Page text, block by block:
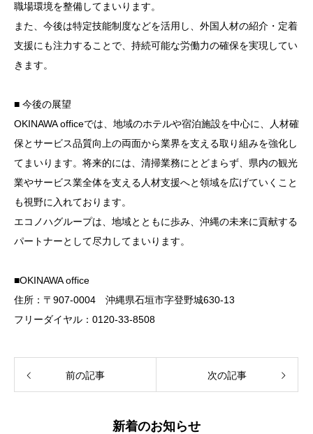
職場環境を整備してまいります。
また、今後は特定技能制度などを活用し、外国人材の紹介・定着
支援にも注力することで、持続可能な労働力の確保を実現してい
きます。
■ 今後の展望
OKINAWA officeでは、地域のホテルや宿泊施設を中心に、人材確
保とサービス品質向上の両面から業界を支える取り組みを強化し
てまいります。将来的には、清掃業務にとどまらず、県内の観光
業やサービス業全体を支える人材支援へと領域を広げていくこと
も視野に入れております。
エコノハグループは、地域とともに歩み、沖縄の未来に貢献する
パートナーとして尽力してまいります。
■OKINAWA office
住所：〒907-0004 沖縄県石垣市字登野城630-13
フリーダイヤル：0120-33-8508
前の記事 次の記事
新着のお知らせ